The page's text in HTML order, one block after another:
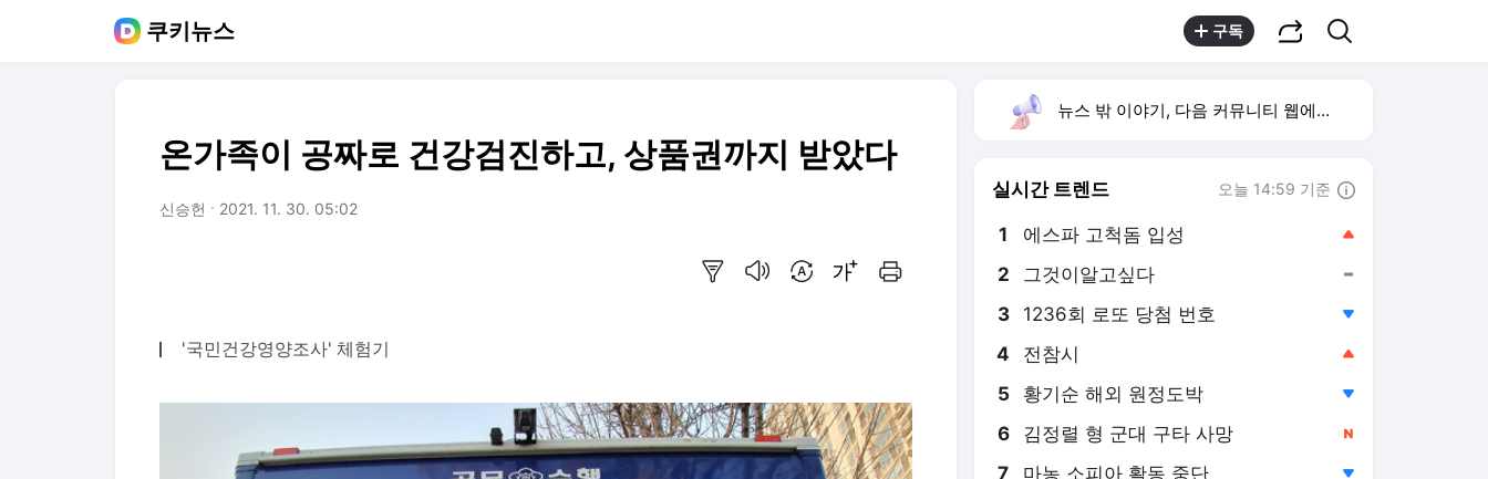
쿠키뉴스 구독
온가족이 공짜로 건강검진하고, 상품권까지 받았다
신승헌 2021. 11. 30. 05:02
'국민건강영양조사' 체험기
뉴스 밖 이야기, 다음 커뮤니티 웹에서 보기
실시간 트렌드 오늘 14:59 기준
1 에스파 고척돔 입성
2 그것이알고싶다
3 1236회 로또 당첨 번호
4 전참시
5 황기순 해외 원정도박
6 김정렬 형 군대 구타 사망
7 마농 소피아 활동 중단